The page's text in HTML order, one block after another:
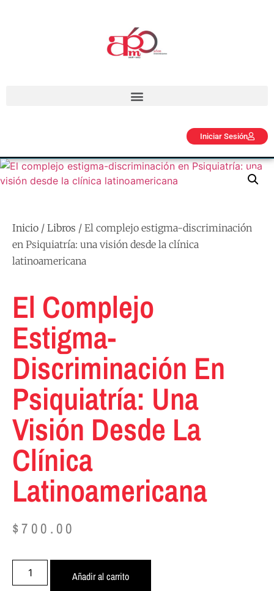
Iniciar Sesión
Inicio / Libros / El complejo estigma-discriminación
en Psiquiatría: una visión desde la clínica
latinoamericana
El Complejo
Estigma-
Discriminación En
Psiquiatría: Una
Visión Desde La
Clínica
Latinoamericana
$700.00
Añadir al carrito